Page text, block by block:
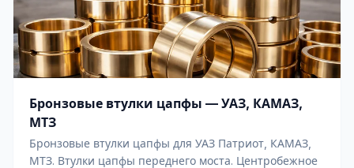
Бронзовые втулки цапфы — УАЗ, КАМАЗ,
МТЗ
Бронзовые втулки цапфы для УАЗ Патриот, КАМАЗ,
МТЗ. Втулки цапфы переднего моста. Центробежное